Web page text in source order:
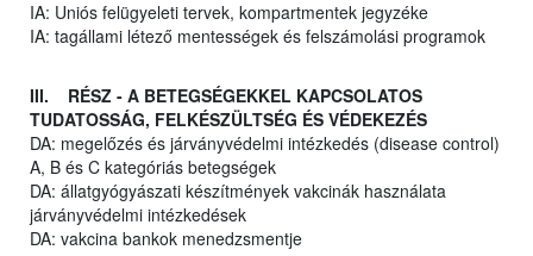
IA: Uniós felügyeleti tervek, kompartmentek jegyzéke
IA: tagállami létező mentességek és felszámolási programok
III. RÉSZ - A BETEGSÉGEKKEL KAPCSOLATOS
TUDATOSSÁG, FELKÉSZÜLTSÉG ÉS VÉDEKEZÉS
DA: megelőzés és járványvédelmi intézkedés (disease control)
A, B és C kategóriás betegségek
DA: állatgyógyászati készítmények vakcinák használata
járványvédelmi intézkedések
DA: vakcina bankok menedzsmentje